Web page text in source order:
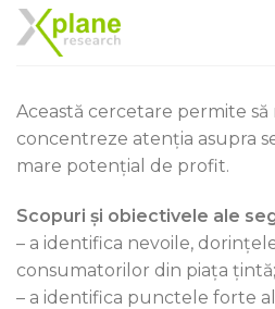
Skip
to
Această cercetare permite să
concentreze atenția asupra
mare potențial de profit.
Scopuri și obiectivele ale
– a identifica nevoile,
consumatorilor din piața țintă;
– a identifica punctele forte